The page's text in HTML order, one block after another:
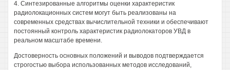
4. Синтезированные алгоритмы оценки характеристик
радиолокационных систем могут быть реализованы на
современных средствах вычислительной техники и обеспечивают
постоянный контроль характеристик радиолокаторов УВД в
реальном масштабе времени.
Достоверность основных положений и выводов подтверждается
строгостью выбора использованных методов исследований,